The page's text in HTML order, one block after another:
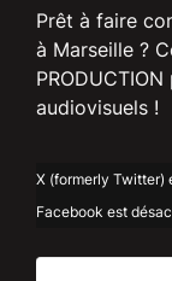
Prêt à faire
à Marseille ?
audiovisuels !
X (formerly Twitter)
Facebook est